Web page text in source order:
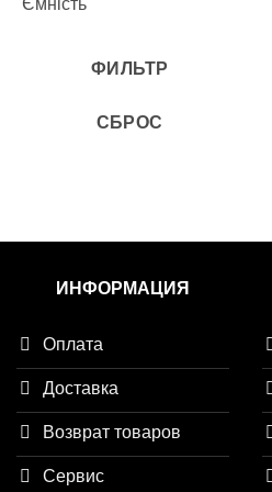
Ємність
ФИЛЬТР
СБРОС
ИНФОРМАЦИЯ
Оплата
Доставка
Возврат товаров
Сервис